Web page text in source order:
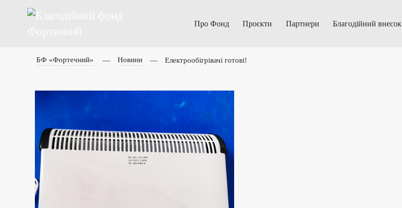
Про Фонд Проєкти Партнери Благодійний внесок
БФ «Фортечний» Новини Електрообігрівачі готові!